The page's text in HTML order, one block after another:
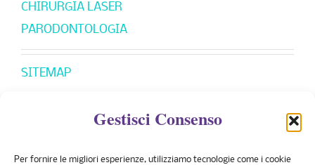
Gestisci Consenso
Per fornire le migliori esperienze, utilizziamo tecnologie come i cookie
CHIRURGIA LASER
PARODONTOLOGIA
SITEMAP